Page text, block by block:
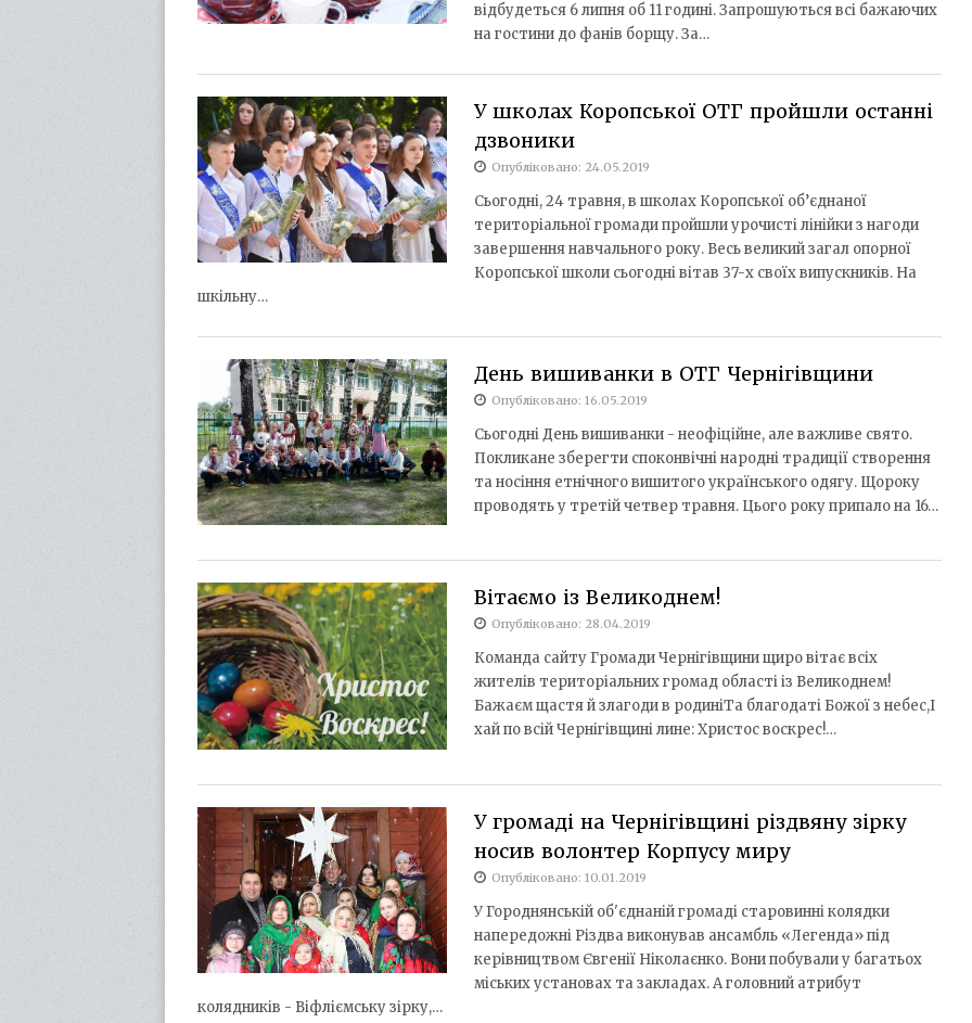
відбудеться 6 липня об 11 годині. Запрошуються всі бажаючих
на гостини до фанів борщу. За…
У школах Коропської ОТГ пройшли останні
дзвоники
Опубліковано: 24.05.2019
Сьогодні, 24 травня, в школах Коропської об’єднаної
територіальної громади пройшли урочисті лінійки з нагоди
завершення навчального року. Весь великий загал опорної
Коропської школи сьогодні вітав 37-х своїх випускників. На
шкільну…
День вишиванки в ОТГ Чернігівщини
Опубліковано: 16.05.2019
Сьогодні День вишиванки - неофіційне, але важливе свято.
Покликане зберегти споконвічні народні традиції створення
та носіння етнічного вишитого українського одягу. Щороку
проводять у третій четвер травня. Цього року припало на 16…
Вітаємо із Великоднем!
Опубліковано: 28.04.2019
Команда сайту Громади Чернігівщини щиро вітає всіх
жителів територіальних громад області із Великоднем!
Бажаєм щастя й злагоди в родиніТа благодаті Божої з небес,І
хай по всій Чернігівщині лине: Христос воскрес!…
У громаді на Чернігівщині різдвяну зірку
носив волонтер Корпусу миру
Опубліковано: 10.01.2019
У Городнянській об'єднаній громаді старовинні колядки
напередожні Різдва виконував ансамбль «Легенда» під
керівництвом Євгенії Ніколаєнко. Вони побували у багатьох
міських установах та закладах. А головний атрибут
колядників - Віфліємську зірку,…